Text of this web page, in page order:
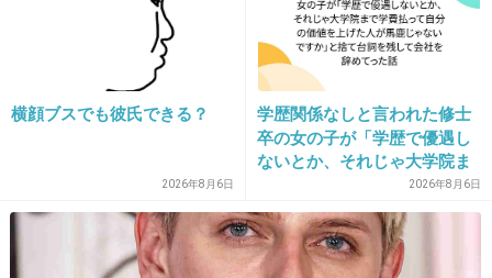
中身は女の子から程遠かったのでいつも泥だら
けにして怒られてた…
小学校低学年で天使の羽の付いたカーディガン
横顔ブスでも彼氏できる？
2026年8月6日
学歴関係なしと言われた修士
卒の女の子が「学歴で優遇し
ないとか、それじゃ大学院ま
で学費払って自分の価値を上
げた人が馬鹿じゃないです
か」と捨て台詞を残し会社を
辞めてった
2026年8月6日